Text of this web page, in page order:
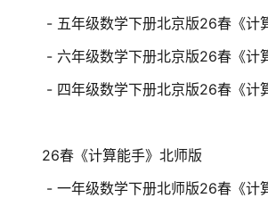
- 五年级数学下册北京版26春《计
- 六年级数学下册北京版26春《计
- 四年级数学下册北京版26春《计
26春《计算能手》北师版
- 一年级数学下册北师版26春《计